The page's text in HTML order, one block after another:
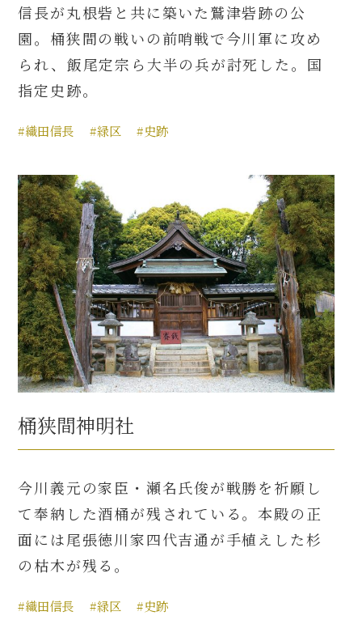
信長が丸根砦と共に築いた鷲津砦跡の公
園。桶狭間の戦いの前哨戦で今川軍に攻め
られ、飯尾定宗ら大半の兵が討死した。国
指定史跡。
#織田信長 #緑区 #史跡
桶狭間神明社
今川義元の家臣・瀬名氏俊が戦勝を祈願し
て奉納した酒桶が残されている。本殿の正
面には尾張徳川家四代吉通が手植えした杉
の枯木が残る。
#織田信長 #緑区 #史跡